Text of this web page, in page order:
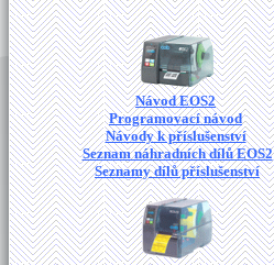
Návod EOS2
Programovací návod
Návody k příslušenství
Seznam náhradních dílů EOS2
Seznamy dílů příslušenství